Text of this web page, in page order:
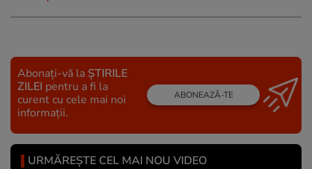
Abonați-vă la ȘTIRILE
ZILEI pentru a fi la
curent cu cele mai noi
informații.
ABONEAZĂ-TE
URMĂREȘTE CEL MAI NOU VIDEO